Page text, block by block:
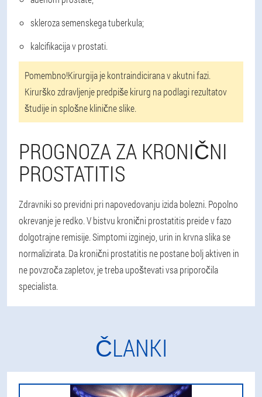
skleroza semenskega tuberkula;
kalcifikacija v prostati.
Pomembno!Kirurgija je kontraindicirana v akutni fazi.
Kirurško zdravljenje predpiše kirurg na podlagi rezultatov
študije in splošne klinične slike.
PROGNOZA ZA KRONIČNI
PROSTATITIS
Zdravniki so previdni pri napovedovanju izida bolezni. Popolno
okrevanje je redko. V bistvu kronični prostatitis preide v fazo
dolgotrajne remisije. Simptomi izginejo, urin in krvna slika se
normalizirata. Da kronični prostatitis ne postane bolj aktiven in
ne povzroča zapletov, je treba upoštevati vsa priporočila
specialista.
ČLANKI